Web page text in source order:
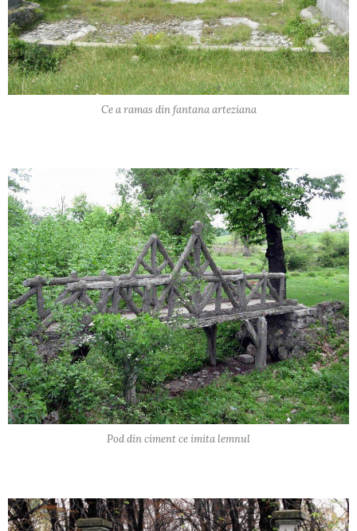
Ce a ramas din fantana arteziana
Pod din ciment ce imita lemnul